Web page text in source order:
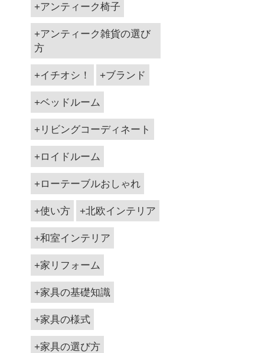
アンティーク椅子
アンティーク雑貨の選び
方
イチオシ！ ブランド
ベッドルーム
リビングコーディネート
ロイドルーム
ローテーブルおしゃれ
使い方 北欧インテリア
和室インテリア
家リフォーム
家具の基礎知識
家具の様式
家具の選び方